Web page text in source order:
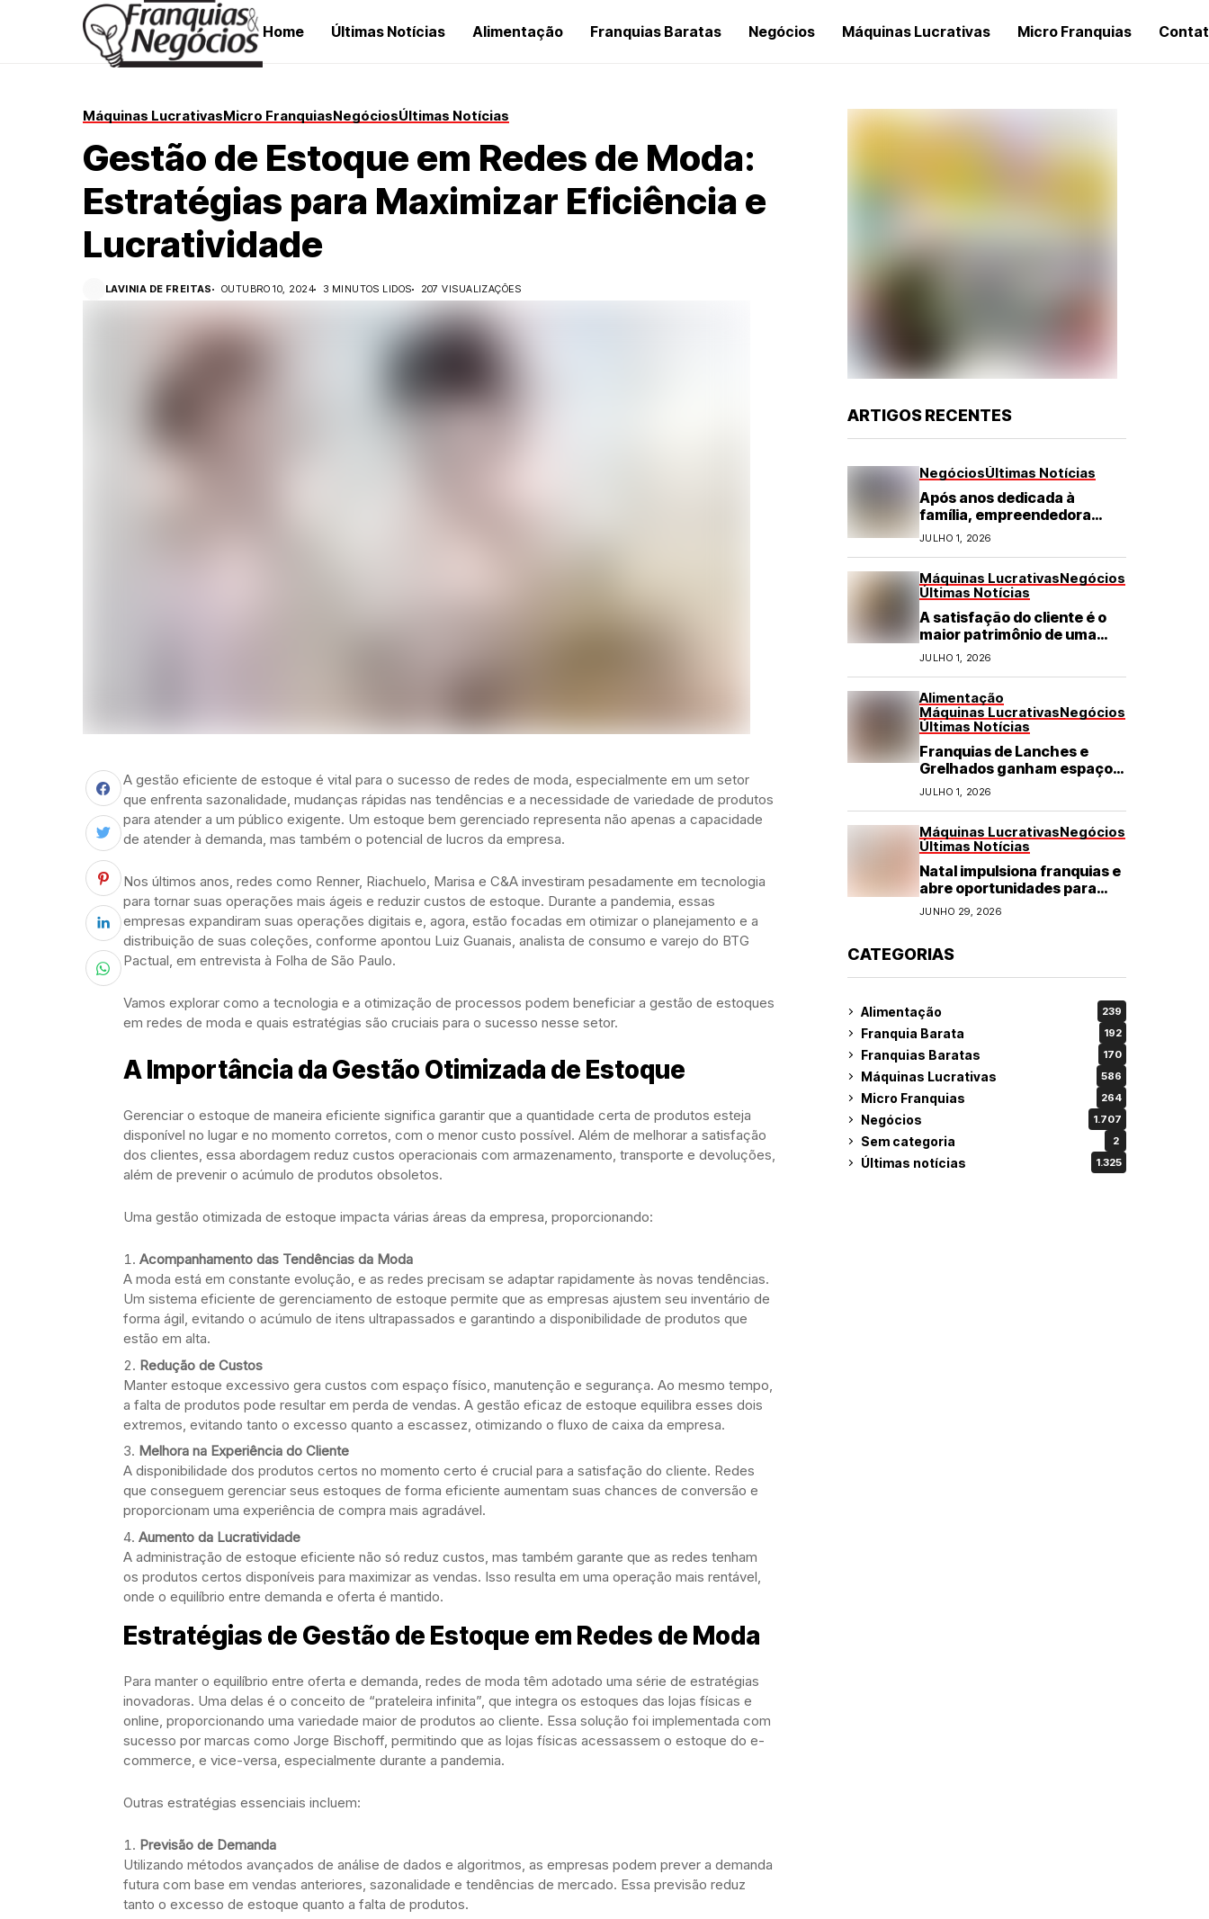
Home Últimas Notícias Alimentação Franquias Baratas Negócios Máquinas Lucrativas Micro Franquias
Máquinas LucrativasMicro FranquiasNegóciosÚltimas Notícias
Gestão de Estoque em Redes de Moda:
Estratégias para Maximizar Eficiência e
Lucratividade
LAVINIA DE FREITAS OUTUBRO 10, 2024 3 MINUTOS LIDOS 207 VISUALIZAÇÕES
A gestão eficiente de estoque é vital para o sucesso de redes de moda, especialmente em um setor
que enfrenta sazonalidade, mudanças rápidas nas tendências e a necessidade de variedade de produtos
para atender a um público exigente. Um estoque bem gerenciado representa não apenas a capacidade
de atender à demanda, mas também o potencial de lucros da empresa.
Nos últimos anos, redes como Renner, Riachuelo, Marisa e C&A investiram pesadamente em tecnologia
para tornar suas operações mais ágeis e reduzir custos de estoque. Durante a pandemia, essas
empresas expandiram suas operações digitais e, agora, estão focadas em otimizar o planejamento e a
distribuição de suas coleções, conforme apontou Luiz Guanais, analista de consumo e varejo do BTG
Pactual, em entrevista à Folha de São Paulo.
Vamos explorar como a tecnologia e a otimização de processos podem beneficiar a gestão de estoques
em redes de moda e quais estratégias são cruciais para o sucesso nesse setor.
A Importância da Gestão Otimizada de Estoque
Gerenciar o estoque de maneira eficiente significa garantir que a quantidade certa de produtos esteja
disponível no lugar e no momento corretos, com o menor custo possível. Além de melhorar a satisfação
dos clientes, essa abordagem reduz custos operacionais com armazenamento, transporte e devoluções,
além de prevenir o acúmulo de produtos obsoletos.
Uma gestão otimizada de estoque impacta várias áreas da empresa, proporcionando:
Acompanhamento das Tendências da Moda
A moda está em constante evolução, e as redes precisam se adaptar rapidamente às novas tendências.
Um sistema eficiente de gerenciamento de estoque permite que as empresas ajustem seu inventário de
forma ágil, evitando o acúmulo de itens ultrapassados e garantindo a disponibilidade de produtos que
estão em alta.
Redução de Custos
Manter estoque excessivo gera custos com espaço físico, manutenção e segurança. Ao mesmo tempo,
a falta de produtos pode resultar em perda de vendas. A gestão eficaz de estoque equilibra esses dois
extremos, evitando tanto o excesso quanto a escassez, otimizando o fluxo de caixa da empresa.
Melhora na Experiência do Cliente
A disponibilidade dos produtos certos no momento certo é crucial para a satisfação do cliente. Redes
que conseguem gerenciar seus estoques de forma eficiente aumentam suas chances de conversão e
proporcionam uma experiência de compra mais agradável.
Aumento da Lucratividade
A administração de estoque eficiente não só reduz custos, mas também garante que as redes tenham
os produtos certos disponíveis para maximizar as vendas. Isso resulta em uma operação mais rentável,
onde o equilíbrio entre demanda e oferta é mantido.
Estratégias de Gestão de Estoque em Redes de Moda
Para manter o equilíbrio entre oferta e demanda, redes de moda têm adotado uma série de estratégias
inovadoras. Uma delas é o conceito de “prateleira infinita”, que integra os estoques das lojas físicas e
online, proporcionando uma variedade maior de produtos ao cliente. Essa solução foi implementada com
sucesso por marcas como Jorge Bischoff, permitindo que as lojas físicas acessassem o estoque do e-
commerce, e vice-versa, especialmente durante a pandemia.
Outras estratégias essenciais incluem:
Previsão de Demanda
Utilizando métodos avançados de análise de dados e algoritmos, as empresas podem prever a demanda
futura com base em vendas anteriores, sazonalidade e tendências de mercado. Essa previsão reduz
tanto o excesso de estoque quanto a falta de produtos.
ARTIGOS RECENTES
NegóciosÚltimas Notícias
Após anos dedicada à
família, empreendedora
transforma franquia de
turismo em negócio de
JULHO 1, 2026
Máquinas LucrativasNegócios
Últimas Notícias
A satisfação do cliente é o
maior patrimônio de uma
franquia
JULHO 1, 2026
Alimentação
Máquinas LucrativasNegócios
Últimas Notícias
Franquias de Lanches e
Grelhados ganham espaço
com demanda por refeições
rápidas e de qualidade
JULHO 1, 2026
Máquinas LucrativasNegócios
Últimas Notícias
Natal impulsiona franquias e
abre oportunidades para
diversos segmentos do
JUNHO 29, 2026
CATEGORIAS
Alimentação 239
Franquia Barata 192
Franquias Baratas 170
Máquinas Lucrativas 586
Micro Franquias 264
Negócios 1.707
Sem categoria 2
Últimas notícias 1.325